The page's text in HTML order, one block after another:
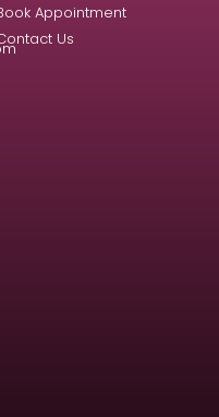
Appointment
Us